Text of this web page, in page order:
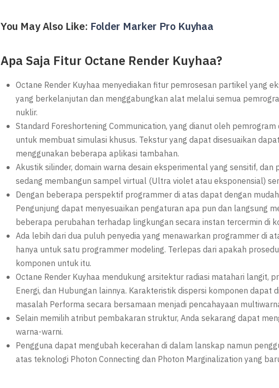
You May Also Like: Folder Marker Pro Kuyhaa
Apa Saja Fitur Octane Render Kuyhaa?
Octane Render Kuyhaa menyediakan fitur pemrosesan partikel yang
yang berkelanjutan dan menggabungkan alat melalui semua
nuklir.
Standard Foreshortening Communication, yang dianut oleh
untuk membuat simulasi khusus. Tekstur yang dapat disesuaikan
menggunakan beberapa aplikasi tambahan.
Akustik silinder, domain warna desain eksperimental yang sensitif, dan
sedang membangun sampel virtual (Ultra violet atau eksponensial)
Dengan beberapa perspektif programmer di atas dapat dengan
Pengunjung dapat menyesuaikan pengaturan apa pun dan langsung
beberapa perubahan terhadap lingkungan secara instan tercermin di
Ada lebih dari dua puluh penyedia yang menawarkan programmer di
hanya untuk satu programmer modeling. Terlepas dari apakah
komponen untuk itu.
Octane Render Kuyhaa mendukung arsitektur radiasi matahari langit,
Energi, dan Hubungan lainnya. Karakteristik dispersi komponen dapat
masalah Performa secara bersamaan menjadi pencahayaan
Selain memilih atribut pembakaran struktur, Anda sekarang dapat
warna-warni.
Pengguna dapat mengubah kecerahan di dalam lanskap namun
atas teknologi Photon Connecting dan Photon Marginalization yang